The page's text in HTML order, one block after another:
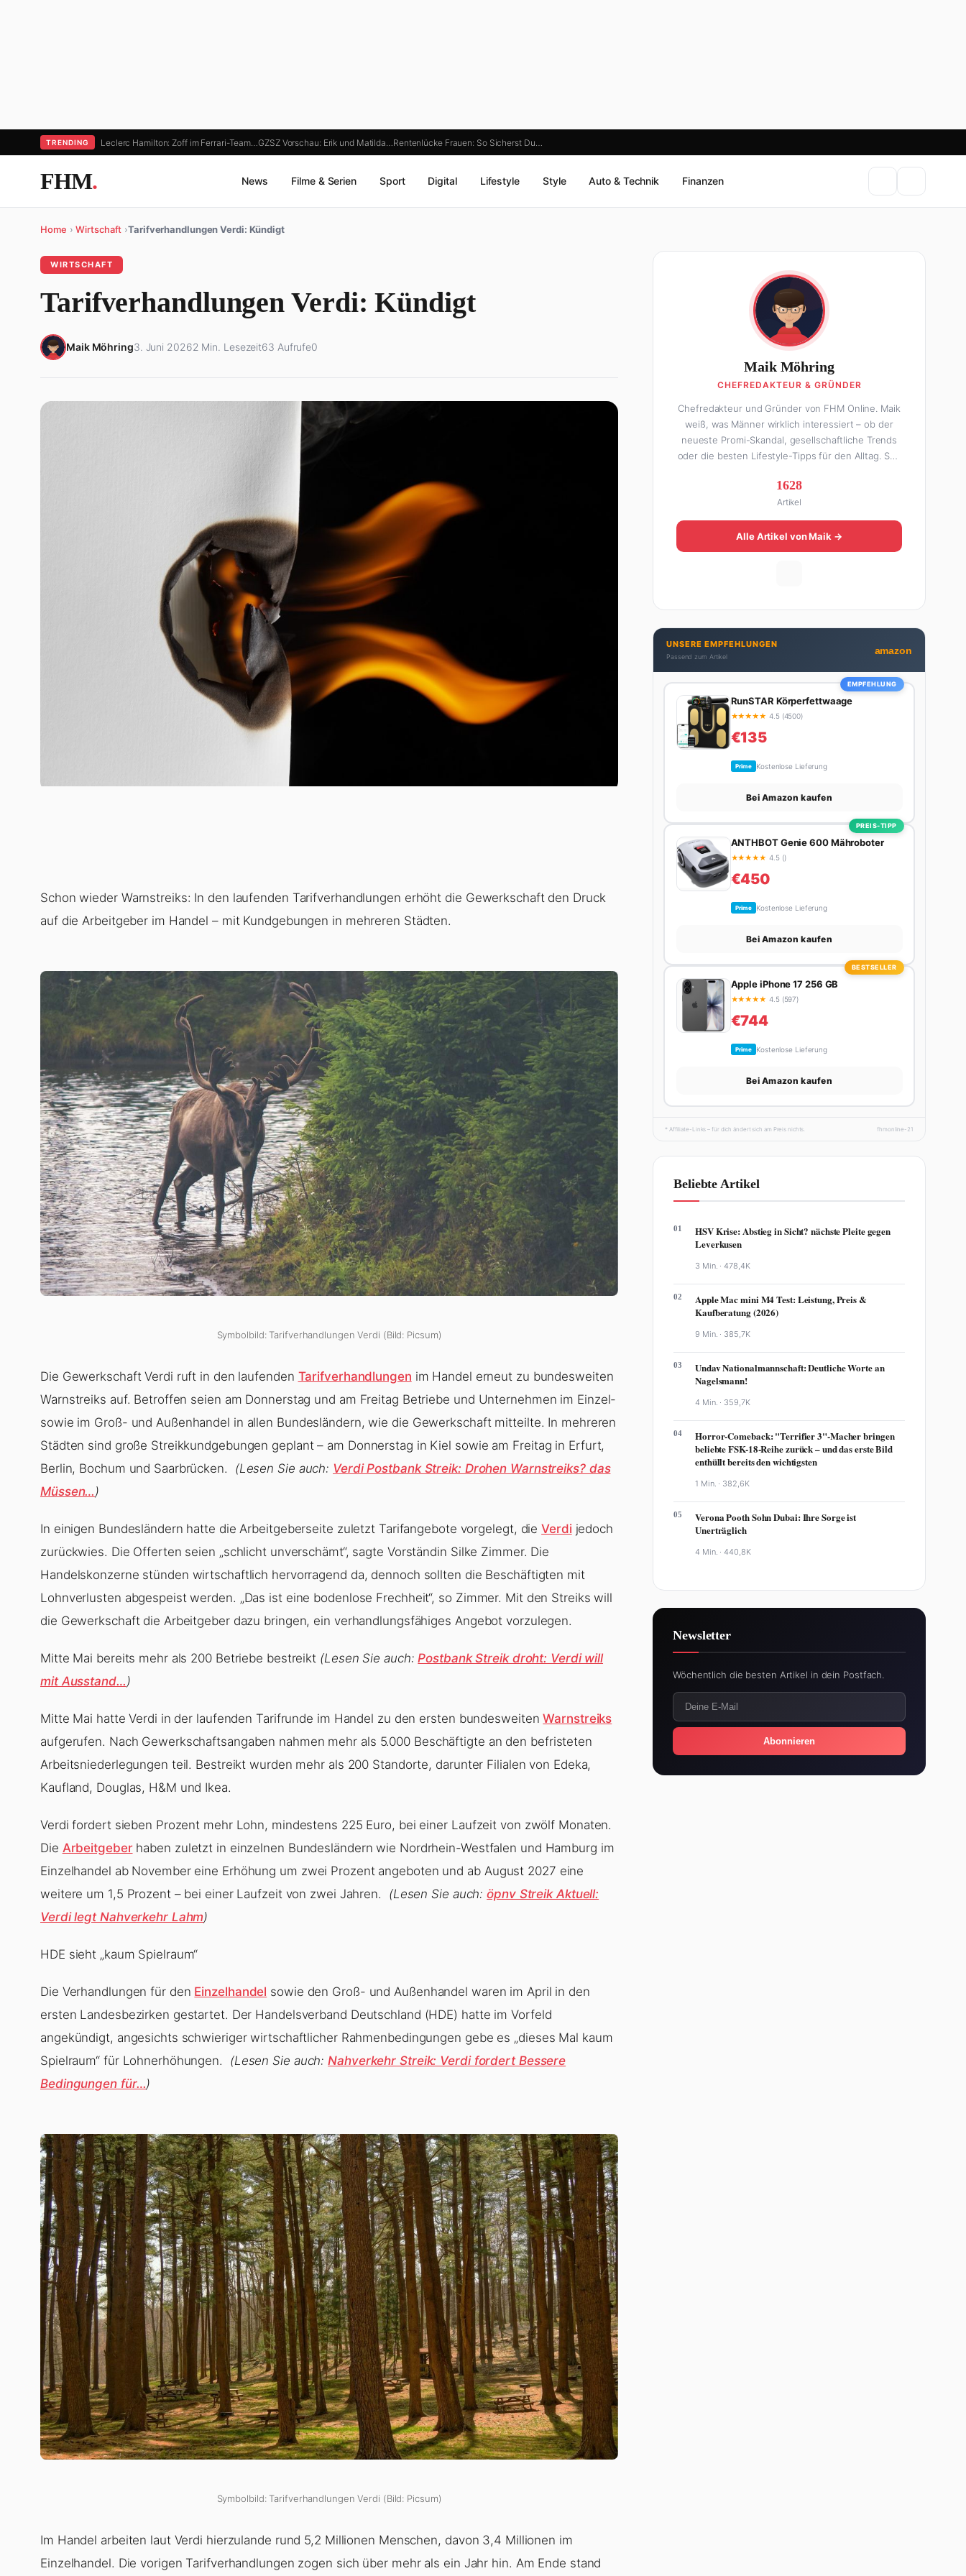
TRENDING Leclerc Hamilton: Zoff im Ferrari-Team…GZSZ Vorschau: Erik und Matilda… Rentenlücke Frauen: So Sicherst Du…
FHM. News Filme & Serien Sport Digital Lifestyle Style Auto & Technik Finanzen
Home › Wirtschaft ›Tarifverhandlungen Verdi: Kündigt
WIRTSCHAFT
Tarifverhandlungen Verdi: Kündigt
Maik Möhring3. Juni 20262 Min. Lesezeit63 Aufrufe0
Schon wieder Warnstreiks: In den laufenden Tarifverhandlungen erhöht die Gewerkschaft den Druck
auf die Arbeitgeber im Handel – mit Kundgebungen in mehreren Städten.
Symbolbild: Tarifverhandlungen Verdi (Bild: Picsum)
Die Gewerkschaft Verdi ruft in den laufenden Tarifverhandlungen im Handel erneut zu bundesweiten
Warnstreiks auf. Betroffen seien am Donnerstag und am Freitag Betriebe und Unternehmen im Einzel-
sowie im Groß- und Außenhandel in allen Bundesländern, wie die Gewerkschaft mitteilte. In mehreren
Städten sind große Streikkundgebungen geplant – am Donnerstag in Kiel sowie am Freitag in Erfurt,
Berlin, Bochum und Saarbrücken. (Lesen Sie auch: Verdi Postbank Streik: Drohen Warnstreiks? das
Müssen…)
In einigen Bundesländern hatte die Arbeitgeberseite zuletzt Tarifangebote vorgelegt, dieVerdijedoch
zurückwies. Die Offerten seien „schlicht unverschämt“, sagte Vorständin Silke Zimmer. Die
Handelskonzerne stünden wirtschaftlich hervorragend da, dennoch sollten die Beschäftigten mit
Lohnverlusten abgespeist werden. „Das ist eine bodenlose Frechheit“, so Zimmer. Mit den Streiks will
die Gewerkschaft die Arbeitgeber dazu bringen, ein verhandlungsfähiges Angebot vorzulegen.
Mitte Mai bereits mehr als 200 Betriebe bestreikt (Lesen Sie auch:Postbank Streik droht: Verdi will
mit Ausstand…)
Mitte Mai hatte Verdi in der laufenden Tarifrunde im Handel zu den ersten bundesweitenWarnstreiks
aufgerufen. Nach Gewerkschaftsangaben nahmen mehr als 5.000 Beschäftigte an den befristeten
Arbeitsniederlegungen teil. Bestreikt wurden mehr als 200 Standorte, darunter Filialen von Edeka,
Kaufland, Douglas, H&M und Ikea.
Verdi fordert sieben Prozent mehr Lohn, mindestens 225 Euro, bei einer Laufzeit von zwölf Monaten.
Die Arbeitgeberhaben zuletzt in einzelnen Bundesländern wie Nordrhein-Westfalen und Hamburg im
Einzelhandel ab November eine Erhöhung um zwei Prozent angeboten und ab August 2027 eine
weitere um 1,5 Prozent – bei einer Laufzeit von zwei Jahren. (Lesen Sie auch:öpnv Streik Aktuell:
Verdi legt Nahverkehr Lahm)
HDE sieht „kaum Spielraum“
Die Verhandlungen für den Einzelhandel sowie den Groß- und Außenhandel waren im April in den
ersten Landesbezirken gestartet. Der Handelsverband Deutschland (HDE) hatte im Vorfeld
angekündigt, angesichts schwieriger wirtschaftlicher Rahmenbedingungen gebe es „dieses Mal kaum
Spielraum“ für Lohnerhöhungen. (Lesen Sie auch:Nahverkehr Streik: Verdi fordert Bessere
Bedingungen für…)
Symbolbild: Tarifverhandlungen Verdi (Bild: Picsum)
Im Handel arbeiten laut Verdi hierzulande rund 5,2 Millionen Menschen, davon 3,4 Millionen im
Einzelhandel. Die vorigen Tarifverhandlungen zogen sich über mehr als ein Jahr hin. Am Ende stand
Maik Möhring
CHEFREDAKTEUR & GRÜNDER
Chefredakteur und Gründer von FHM Online. Maik
weiß, was Männer wirklich interessiert – ob der
neueste Promi-Skandal, gesellschaftliche Trends
oder die besten Lifestyle-Tipps für den Alltag. Seit
hat FHM Online zu einer der führenden Männer-
Lifestyle-Plattformen im deutschsprachigen Raum
aufgebaut. Sein Weg dahin war alles andere als
geradlinig: Die eine Hälfte seines Lebens stand er
in der Gastronomie – mit allem, was dazugehört.
unterhaltsam und immer nah dran. Wenn Maik
nicht gerade den heißesten Tratsch aus der
Promi-Welt aufspürt oder die besten Lifestyle-
Empfehlungen zusammenstellt, findet man ihn
beim Wandern in den Schweizer Alpen, am Grill mit
Freunden oder auf der Suche nach dem perfekten
Espresso. Sein Motto: Lieber einmal richtig als
zehnmal halb.
1628
Artikel
Alle Artikel von Maik →
UNSERE EMPFEHLUNGEN
Passend zum Artikel
amazon
EMPFEHLUNG
RunSTAR Körperfettwaage
★★★★★ 4.5 (4500)
€135
Prime Kostenlose Lieferung
Bei Amazon kaufen
PREIS-TIPP
ANTHBOT Genie 600 Mähroboter
★★★★★ 4.5 ()
€450
Prime Kostenlose Lieferung
Bei Amazon kaufen
BESTSELLER
Apple iPhone 17 256 GB
★★★★★ 4.5 (597)
€744
Prime Kostenlose Lieferung
Bei Amazon kaufen
* Affiliate-Links – für dich ändert sich am Preis nichts. fhmonline-21
Beliebte Artikel
01
HSV Krise: Abstieg in Sicht? nächste Pleite gegen
Leverkusen
3 Min. ·478,4K
02
Apple Mac mini M4 Test: Leistung, Preis &
Kaufberatung (2026)
9 Min. · 385,7K
03
Undav Nationalmannschaft: Deutliche Worte an
Nagelsmann!
4 Min. · 359,7K
04
Horror-Comeback: "Terrifier 3"-Macher bringen
beliebte FSK-18-Reihe zurück – und das erste Bild
enthüllt bereits den wichtigsten
1 Min. · 382,6K
05
Verona Pooth Sohn Dubai: Ihre Sorge ist
Unerträglich
4 Min. ·440,8K
Newsletter
Wöchentlich die besten Artikel in dein Postfach.
Abonnieren